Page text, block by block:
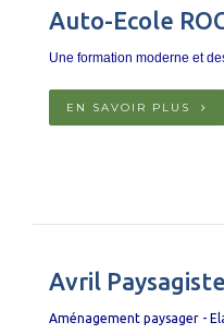
Auto-Ecole
Une formation moderne et
EN SAVOIR PLUS
Avril Paysagiste
Aménagement paysager -